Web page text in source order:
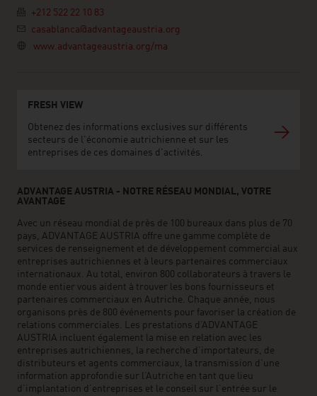
+212 522 22 10 83
casablanca@advantageaustria.org
www.advantageaustria.org/ma
FRESH VIEW
Obtenez des informations exclusives sur différents
secteurs de l'économie autrichienne et sur les
entreprises de ces domaines d'activités.
ADVANTAGE AUSTRIA - NOTRE RÉSEAU MONDIAL, VOTRE
AVANTAGE
Avec un réseau mondial de près de 100 bureaux dans plus de 70
pays, ADVANTAGE AUSTRIA offre une gamme complète de
services de renseignement et de développement commercial aux
entreprises autrichiennes et à leurs partenaires commerciaux
internationaux. Au total, environ 800 collaborateurs à travers le
monde entier vous aident à trouver les bons fournisseurs et
partenaires commerciaux en Autriche. Chaque année, nous
organisons près de 800 événements pour favoriser la création de
relations commerciales. Les prestations d’ADVANTAGE
AUSTRIA incluent également la mise en relation avec les
entreprises autrichiennes, la recherche d’importateurs, de
distributeurs et agents commerciaux, la transmission d’une
information approfondie sur l’Autriche en tant que lieu
d’implantation d’entreprises et le conseil sur l’entrée sur le